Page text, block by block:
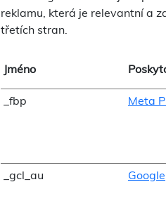
reklamu, která je relevantní a
třetích stran.
Jméno
_fbp Meta
_gcl_au Google